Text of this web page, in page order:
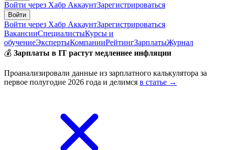
Войти через Хабр АккаунтЗарегистрироваться
Войти
Войти через Хабр АккаунтЗарегистрироваться
ВакансииСпециалистыКурсы и
обучениеЭкспертыКомпанииРейтингЗарплатыЖурнал
💰 Зарплаты в IT растут медленнее инфляции
Проанализировали данные из зарплатного калькулятора за
первое полугодие 2026 года и делимся в статье →